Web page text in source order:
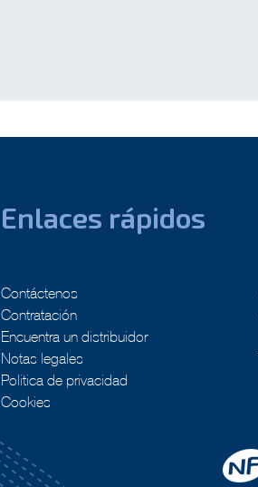
Enlaces rápidos
Contáctenos
Contratación
Encuentra un distribuidor
Notas legales
Politica de privacidad
Cookies